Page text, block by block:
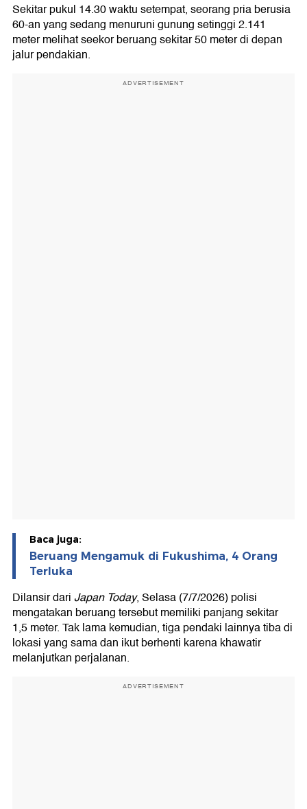
Sekitar pukul 14.30 waktu setempat, seorang pria berusia
60-an yang sedang menuruni gunung setinggi 2.141
meter melihat seekor beruang sekitar 50 meter di depan
jalur pendakian.
ADVERTISEMENT
Baca juga:
Beruang Mengamuk di Fukushima, 4 Orang
Terluka
Dilansir dariJapan Today, Selasa (7/7/2026) polisi
mengatakan beruang tersebut memiliki panjang sekitar
1,5 meter. Tak lama kemudian, tiga pendaki lainnya tiba di
lokasi yang sama dan ikut berhenti karena khawatir
melanjutkan perjalanan.
ADVERTISEMENT